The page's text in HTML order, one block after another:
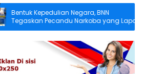
Kepedulian Negara, BNN
Pecandu Narkoba yang Lapor
Tidak akan Dipenjara